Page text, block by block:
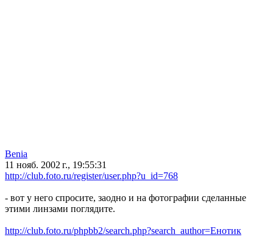
Benia
11 нояб. 2002 г., 19:55:31
http://club.foto.ru/register/user.php?u_id=768
- вот у него спросите, заодно и на фотографии сделанные
этими линзами поглядите.
http://club.foto.ru/phpbb2/search.php?search_author=Енотик